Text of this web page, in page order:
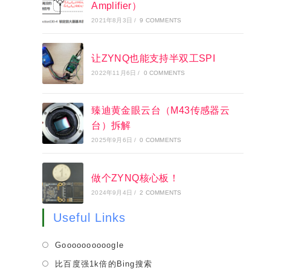
Amplifier）
2021年8月3日 / 9 COMMENTS
让ZYNQ也能支持半双工SPI
2022年11月6日 / 0 COMMENTS
臻迪黄金眼云台（M43传感器云
台）拆解
2025年9月6日 / 0 COMMENTS
做个ZYNQ核心板！
2024年9月4日 / 2 COMMENTS
Useful Links
GoooooooooogleOpens
比百度强1k倍的Bing搜索Opens